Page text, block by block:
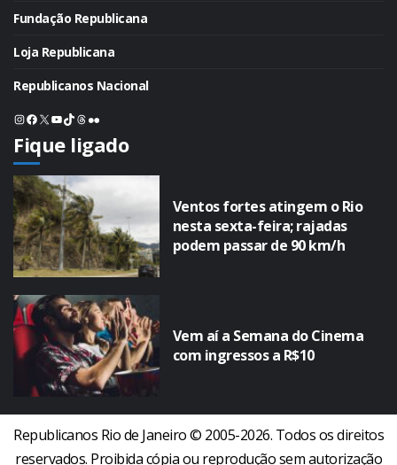
Fundação Republicana
Loja Republicana
Republicanos Nacional
Instagram
Facebook
X Youtube
TikTok
Threads
Flickr
Fique ligado
Ventos fortes atingem o Rio
nesta sexta-feira; rajadas
podem passar de 90 km/h
Vem aí a Semana do Cinema
com ingressos a R$10
Republicanos Rio de Janeiro © 2005-2026. Todos os direitos
reservados. Proibida cópia ou reprodução sem autorização